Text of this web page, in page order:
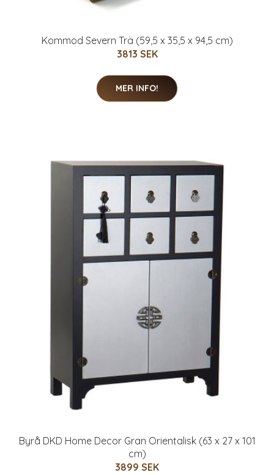
Kommod Severn Trä (59,5 x 35,5 x 94,5 cm)
3813 SEK
MER INFO!
Byrå DKD Home Decor Gran Orientalisk (63 x 27 x 101
cm)
3899 SEK